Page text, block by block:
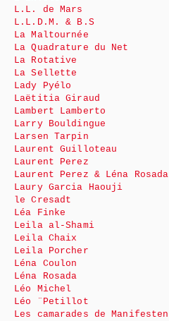
L.L. de Mars
L.L.D.M. & B.S
La Maltournée
La Quadrature du Net
La Rotative
La Sellette
Lady Pyélo
Laëtitia Giraud
Lambert Lamberto
Larry Bouldingue
Larsen Tarpin
Laurent Guilloteau
Laurent Perez
Laurent Perez & Léna Rosada
Laury Garcia Haouji
le Cresadt
Léa Finke
Leila al-Shami
Leila Chaix
Leila Porcher
Léna Coulon
Léna Rosada
Léo Michel
Léo ¨Petillot
Les camarades de Manifesten